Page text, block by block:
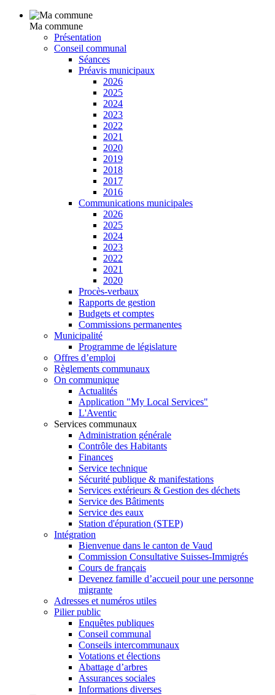
Ma commune
Présentation
Conseil communal
Séances
Préavis municipaux
2026
2025
2024
2023
2022
2021
2020
2019
2018
2017
2016
Communications municipales
2026
2025
2024
2023
2022
2021
2020
Procès-verbaux
Rapports de gestion
Budgets et comptes
Commissions permanentes
Municipalité
Programme de législature
Offres d’emploi
Règlements communaux
On communique
Actualités
Application "My Local Services"
L'Aventic
Services communaux
Administration générale
Contrôle des Habitants
Finances
Service technique
Sécurité publique & manifestations
Services extérieurs & Gestion des déchets
Service des Bâtiments
Service des eaux
Station d'épuration (STEP)
Intégration
Bienvenue dans le canton de Vaud
Commission Consultative Suisses-Immigrés
Cours de français
Devenez famille d’accueil pour une personne
migrante
Adresses et numéros utiles
Pilier public
Enquêtes publiques
Conseil communal
Conseils intercommunaux
Votations et élections
Abattage d’arbres
Assurances sociales
Informations diverses